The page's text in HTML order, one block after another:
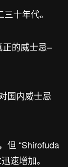
十年代。
的威士忌–
国内威士忌
但 “Shirofuda
速增加。